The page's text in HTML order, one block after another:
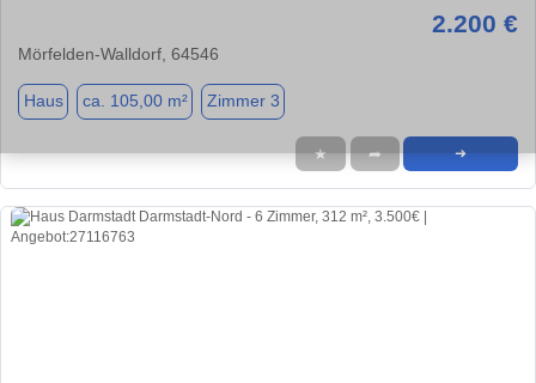
2.200 €
Mörfelden-Walldorf, 64546
Haus ca. 105,00 m² Zimmer 3
★ ➦ ➜